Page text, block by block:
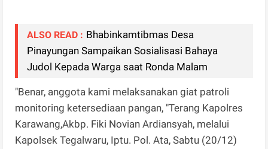
ALSO READ : Bhabinkamtibmas Desa
Pinayungan Sampaikan Sosialisasi Bahaya
Judol Kepada Warga saat Ronda Malam
"Benar, anggota kami melaksanakan giat patroli
monitoring ketersediaan pangan, "Terang Kapolres
Karawang,Akbp. Fiki Novian Ardiansyah, melalui
Kapolsek Tegalwaru, Iptu. Pol. Ata, Sabtu (20/12)